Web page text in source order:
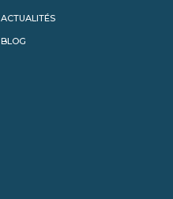
ACTUALITÉS
BLOG